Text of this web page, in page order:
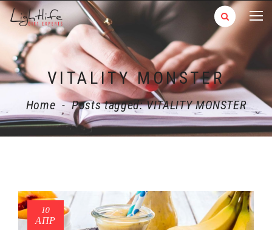
VITALITY MONSTER
Home - Posts tagged: VITALITY MONSTER
10
ΑΠΡ